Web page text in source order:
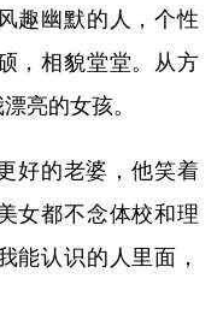
趣幽默的人，个性
，相貌堂堂。从方
亮的女孩。
好的老婆，他笑着
女都不念体校和理
能认识的人里面，